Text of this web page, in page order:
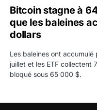
Bitcoin stagne à
que les baleines
dollars
Les baleines ont
juillet et les ETF collectent
bloqué sous 65 000 $.